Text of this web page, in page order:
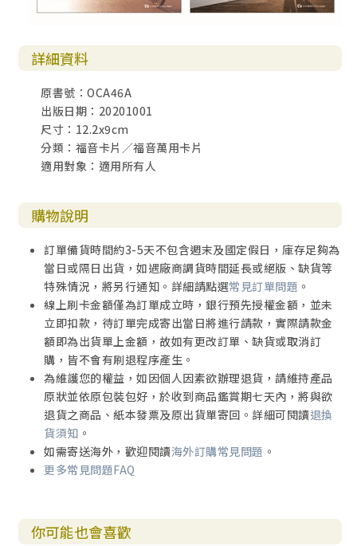
詳細資料
原書號：OCA46A
出版日期：20201001
尺寸：12.2x9cm
分類：福音卡片／福音萬用卡片
適用對象：適用所有人
購物說明
訂單備貨時間約3-5天不包含週末及國定假日，庫存足夠為
當日或隔日出貨，如遇廠商調貨時間延長或絕版、缺貨等
特殊情況，將另行通知。詳細請點選常見訂單問題 。
線上刷卡金額僅為訂單成立時，銀行預先授權金額，並未
立即扣款，待訂單完成寄出當日將進行請款，實際請款金
額即為出貨單上金額，故如有更改訂單、缺貨或取消訂
購，皆不會有刷退程序產生。
為維護您的權益，如因個人因素欲辦理退貨，請維持產品
原狀並依原包裝包好，於收到商品鑑賞期七天內，將與欲
退貨之商品、紙本發票及原出貨單寄回。詳細可閱讀退換
貨須知 。
如需寄送海外，歡迎閱讀海外訂購常見問題 。
更多常見問題FAQ
你可能也會喜歡